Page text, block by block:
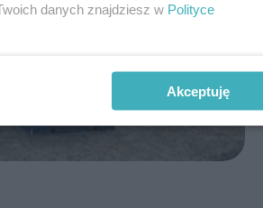
danych znajdziesz w Polityce
Akceptuję